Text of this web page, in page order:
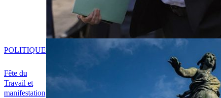
Fête du
Travail et
manifestation
POLITIQUE